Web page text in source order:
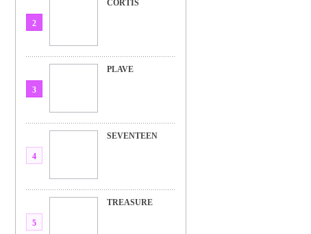
2
CORTIS
3
PLAVE
4
SEVENTEEN
5
TREASURE